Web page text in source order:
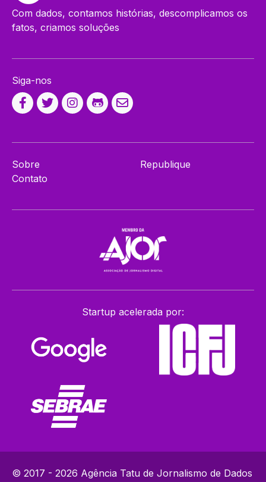
Com dados, contamos histórias, descomplicamos os
fatos, criamos soluções
Siga-nos
Sobre
Contato
Republique
Startup acelerada por:
© 2017 - 2026 Agência Tatu de Jornalismo de Dados